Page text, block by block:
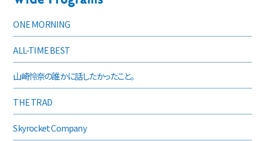
ONE MORNING
ALL-TIME BEST
山崎怜奈の誰かに話したかったこと。
THE TRAD
Skyrocket Company